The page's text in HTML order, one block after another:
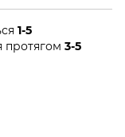
1-5
протягом 3-5